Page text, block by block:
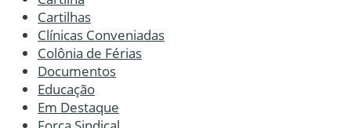
Cartilhas
Clínicas Conveniadas
Colônia de Férias
Documentos
Educação
Em Destaque